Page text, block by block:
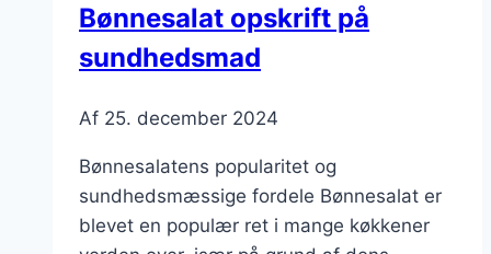
Bønnesalat opskrift på
sundhedsmad
Af 25. december 2024
Bønnesalatens popularitet og
sundhedsmæssige fordele Bønnesalat er
blevet en populær ret i mange køkkener